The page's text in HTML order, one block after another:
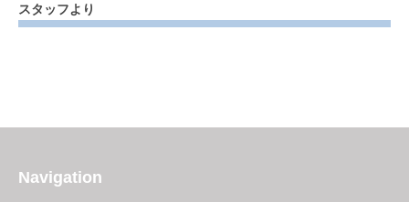
スタッフより
Navigation